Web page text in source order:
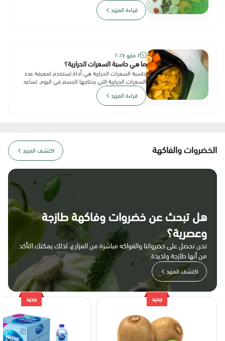
العناصر التي تجعل وجبات...
قراءة المزيد
٢ مايو ٢٠٢٤
ما هي حاسبة السعرات الحرارية؟
حاسبة السعرات الحرارية هي أداة تستخدم لمعرفة عدد
السعرات الحرارية التي يحتاجها الجسم في اليوم. تساعد
هذه الحاسبة على اتب...
قراءة المزيد
الخضروات والفاكهة اكتشف المزيد
هل تبحث عن خضروات وفاكهة طازجة
وعصرية؟
نحن نحصل على خضرواتنا والفواكه مباشرة من المزارع، لذلك يمكنك التأكد
من أنها طازجة ولذيذة.
اكتشف المزيد
جديد جديد